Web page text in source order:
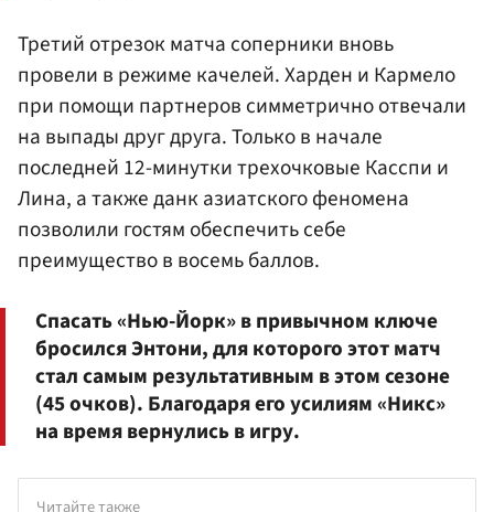
Третий отрезок матча соперники вновь
провели в режиме качелей. Харден и Кармело
при помощи партнеров симметрично отвечали
на выпады друг друга. Только в начале
последней 12-минутки трехочковые Касспи и
Лина, а также данк азиатского феномена
позволили гостям обеспечить себе
преимущество в восемь баллов.
Спасать «Нью-Йорк» в привычном ключе
бросился Энтони, для которого этот матч
стал самым результативным в этом сезоне
(45 очков). Благодаря его усилиям «Никс»
на время вернулись в игру.
Читайте также